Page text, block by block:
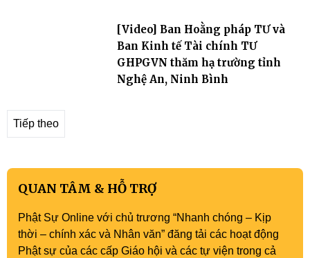
[Video] Ban Hoằng pháp TƯ và
Ban Kinh tế Tài chính TƯ
GHPGVN thăm hạ trường tỉnh
Nghệ An, Ninh Bình
Tiếp theo
QUAN TÂM & HỖ TRỢ
Phật Sự Online với chủ trương “Nhanh chóng – Kịp
thời – chính xác và Nhân văn” đăng tải các hoạt động
Phật sự của các cấp Giáo hội và các tự viện trong cả